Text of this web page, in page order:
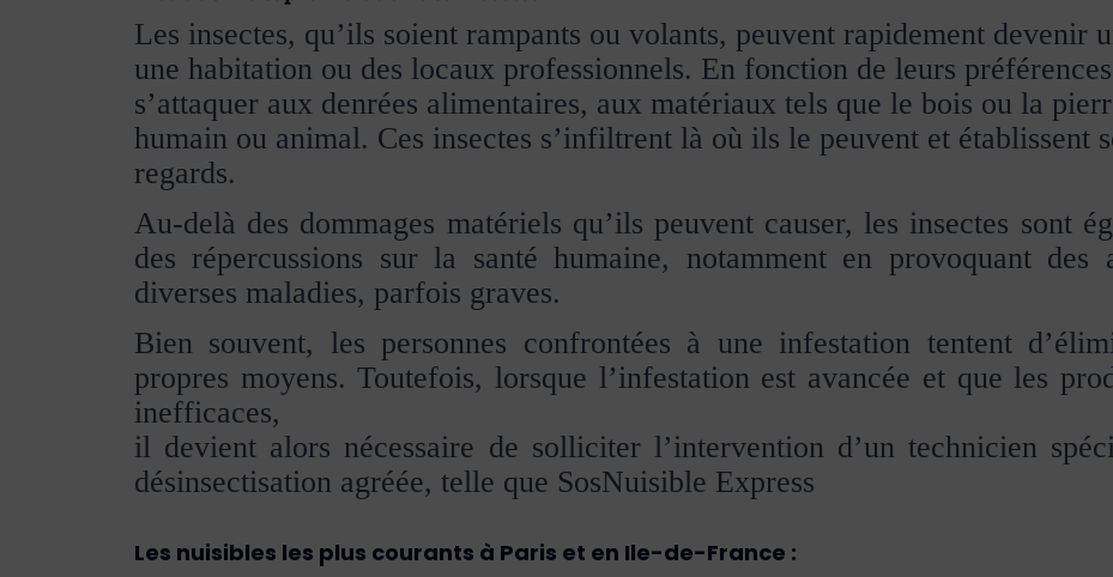
Les insectes, qu’ils soient rampants ou volants, peuvent rapidement devenir
une habitation ou des locaux professionnels. En fonction de leurs
s’attaquer aux denrées alimentaires, aux matériaux tels que le bois ou la
humain ou animal. Ces insectes s’infiltrent là où ils le peuvent et établissent
regards.
Au-delà des dommages matériels qu’ils peuvent causer, les insectes sont
des répercussions sur la santé humaine, notamment en provoquant des
diverses maladies, parfois graves.
Bien souvent, les personnes confrontées à une infestation tentent
propres moyens. Toutefois, lorsque l’infestation est avancée et que les
inefficaces,
il devient alors nécessaire de solliciter l’intervention d’un technicien
désinsectisation agréée, telle que SosNuisible Express
Les nuisibles les plus courants à Paris et en Ile-de-France :